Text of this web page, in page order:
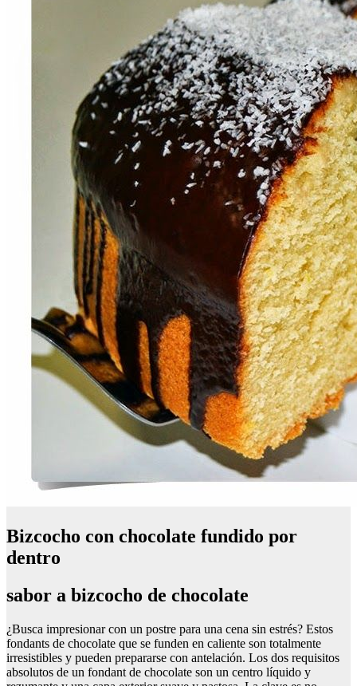
Bizcocho con chocolate fundido por
dentro
sabor a bizcocho de chocolate
¿Busca impresionar con un postre para una cena sin estrés? Estos
fondants de chocolate que se funden en caliente son totalmente
irresistibles y pueden prepararse con antelación. Los dos requisitos
absolutos de un fondant de chocolate son un centro líquido y